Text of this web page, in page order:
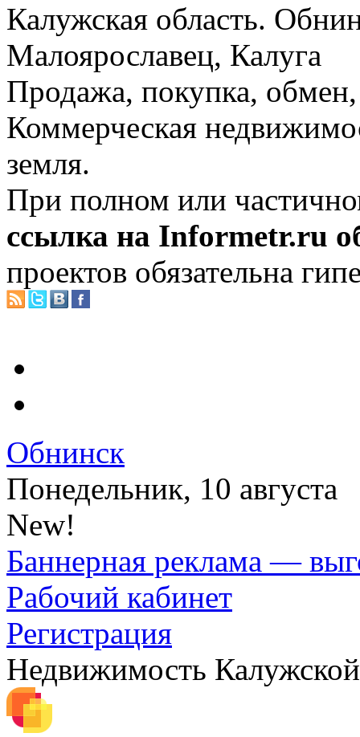
Калужская область.
Малоярославец, Калуга
Продажа, покупка, обмен,
Коммерческая
земля.
При полном или
ссылка на Informetr.ru
проектов обязательна
Обнинск
Понедельник, 10 августа
New!
Баннерная реклама —
Рабочий кабинет
Регистрация
Недвижимость